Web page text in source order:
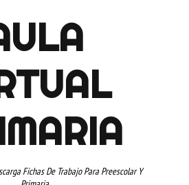
Fichas De Trabajo Para Preescolar Y